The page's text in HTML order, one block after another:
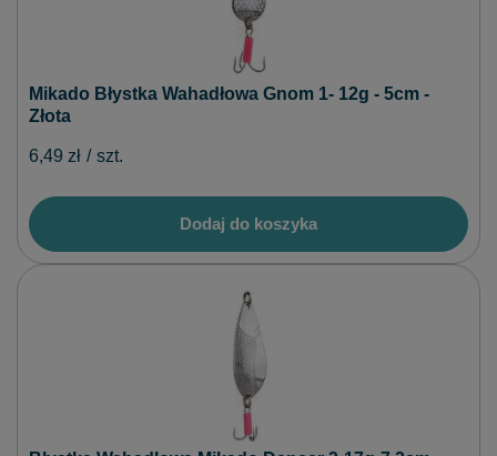
Mikado Błystka Wahadłowa Gnom 1- 12g - 5cm -
Złota
6,49 zł / szt.
Dodaj do koszyka